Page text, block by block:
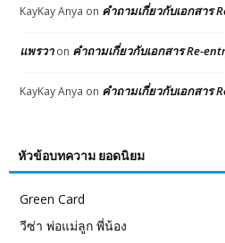
KayKay Anya on คำถามเกี่ยวกับเอกสาร
แพรวาon คำถามเกี่ยวกับเอกสาร Re-
KayKay Anya on คำถามเกี่ยวกับเอกสาร
หัวข้อบทความ ยอดนิยม
Green Card
วีซ่า พ่อแม่ลูก พี่น้อง